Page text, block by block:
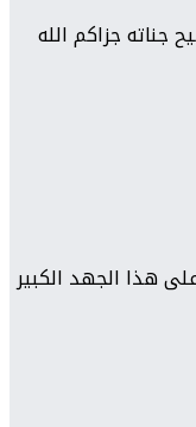
جناته جزاكم الله
هذا الجهد الكبير